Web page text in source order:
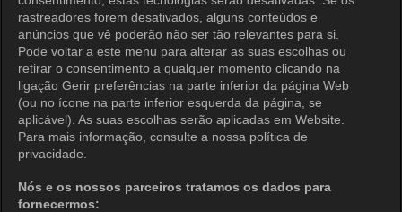
rastreadores forem desativados, alguns conteúdos e
anúncios que vê poderão não ser tão relevantes para si.
Pode voltar a este menu para alterar as suas escolhas ou
retirar o consentimento a qualquer momento clicando na
ligação Gerir preferências na parte inferior da página Web
(ou no ícone na parte inferior esquerda da página, se
aplicável). As suas escolhas serão aplicadas em Website.
Para mais informação, consulte a nossa política de
privacidade.
Nós e os nossos parceiros tratamos os dados para
fornecermos: